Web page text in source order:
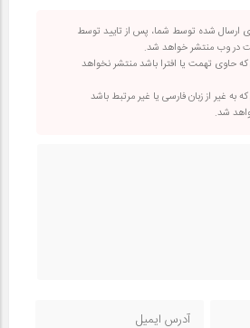
ارسال شده توسط شما، پس از تایید توسط
در وب منتشر خواهد شد.
که حاوی تهمت یا افترا باشد منتشر نخواهد
به غیر از زبان فارسی یا غیر مرتبط باشد
شد.